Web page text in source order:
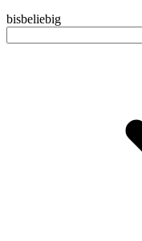
bisbeliebig